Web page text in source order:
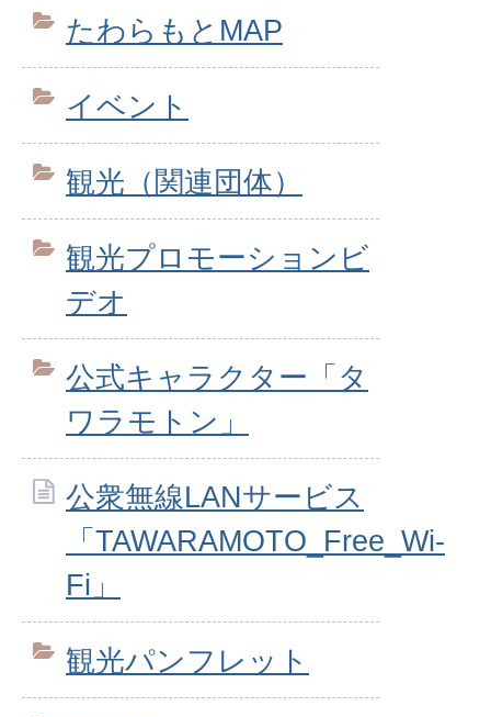
たわらもとMAP
イベント
観光（関連団体）
観光プロモーションビ
デオ
公式キャラクター「タ
ワラモトン」
公衆無線LANサービス
「TAWARAMOTO_Free_Wi-
Fi」
観光パンフレット